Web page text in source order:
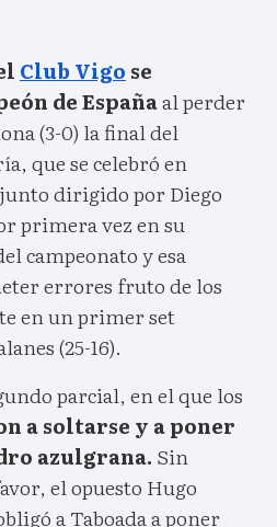
Club Vigo se
de Españaal perder
(3-0) la final del
que se celebró en
dirigido por Diego
primera vez en su
campeonato y esa
errores fruto de los
en un primer set
(25-16).
parcial, en el que los
a soltarse y a poner
azulgrana. Sin
el opuesto Hugo
a Taboada a poner